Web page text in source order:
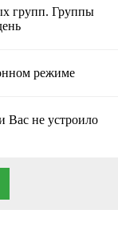
групп. Группы
режиме
Вас не устроило